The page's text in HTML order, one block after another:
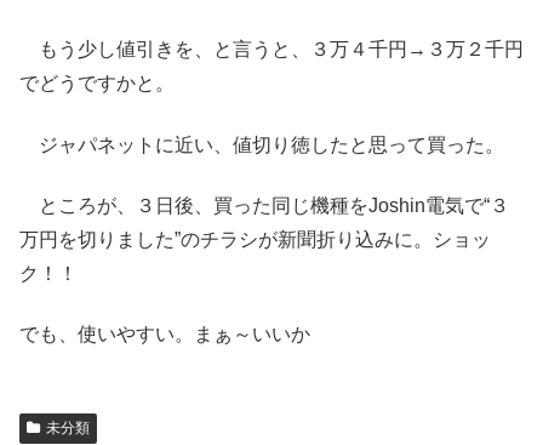
もう少し値引きを、と言うと、３万４千円→３万２千円
でどうですかと。
ジャパネットに近い、値切り徳したと思って買った。
ところが、３日後、買った同じ機種をJoshin電気で“３
万円を切りました”のチラシが新聞折り込みに。ショッ
ク！！
でも、使いやすい。まぁ～いいか
未分類